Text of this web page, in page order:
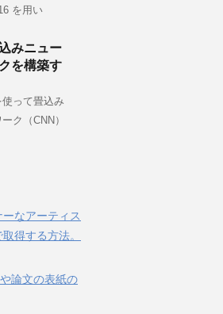
を用い
みニュー
を構築す
って畳込み
ク（CNN）
ーなアーティス
得する方法。
論文の表紙の